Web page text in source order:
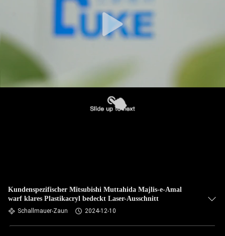
Kundenspezifischer Mitsubishi Muttahida Majlis-e-Amal
warf klares Plastikacryl bedeckt Laser-Ausschnitt
Schallmauer-Zaun 2024-12-10